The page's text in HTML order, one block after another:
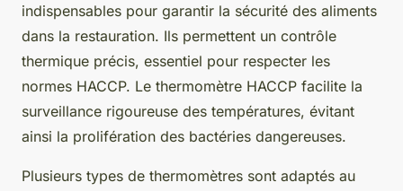
indispensables pour garantir la sécurité des aliments
dans la restauration. Ils permettent un contrôle
thermique précis, essentiel pour respecter les
normes HACCP. Le thermomètre HACCP facilite la
surveillance rigoureuse des températures, évitant
ainsi la prolifération des bactéries dangereuses.
Plusieurs types de thermomètres sont adaptés au